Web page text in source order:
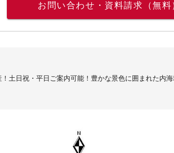
お問い合わせ・資料請求（無料
土日祝・平日ご案内可能！豊かな景色に囲まれた内